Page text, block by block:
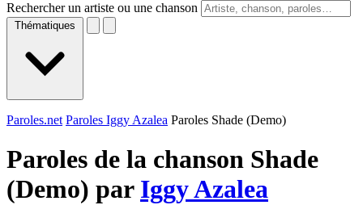
Rechercher un artiste ou une chanson
Thématiques
Paroles.net Paroles Iggy Azalea Paroles Shade (Demo)
Paroles de la chanson Shade
(Demo) par Iggy Azalea